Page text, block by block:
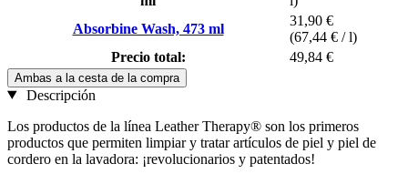
Absorbine Wash, 473 ml
31,90 €
(67,44 € / l)
Precio total:
49,84 €
Ambas a la cesta de la compra
Descripción
Los productos de la línea Leather Therapy® son los primeros
productos que permiten limpiar y tratar artículos de piel y piel de
cordero en la lavadora: ¡revolucionarios y patentados!